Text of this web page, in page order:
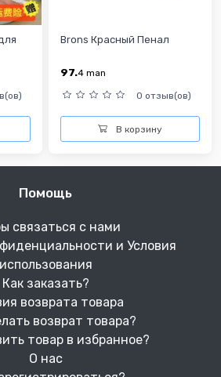
Brons Красный Пенал
97.4 man
0 отзыв(ов)
В корзину
Помощь
связаться с нами
и Условия
использования
Как заказать?
возврата товара
возврат товара?
товар в избранное?
О нас